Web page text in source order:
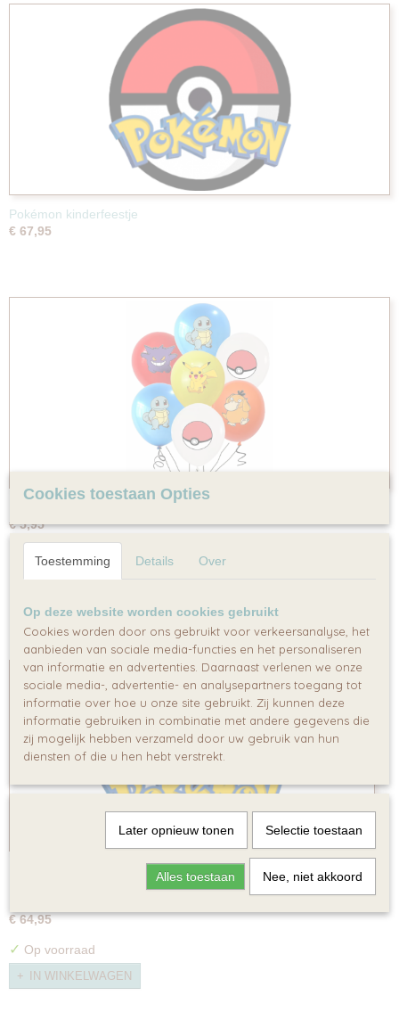
Pokémon kinderfeestje
€ 67,95
€ 5,95
Meest verkochte items
Pokémon Speurtocht
Pokémon Speurtocht Wil je een Pokémon…
€ 64,95
✓ Op voorraad
IN WINKELWAGEN
Cookies toestaan Opties
Toestemming Details Over
Op deze website worden cookies gebruikt
Cookies worden door ons gebruikt voor verkeersanalyse, het
aanbieden van sociale media-functies en het personaliseren
van informatie en advertenties. Daarnaast verlenen we onze
sociale media-, advertentie- en analysepartners toegang tot
informatie over hoe u onze site gebruikt. Zij kunnen deze
informatie gebruiken in combinatie met andere gegevens die
zij mogelijk hebben verzameld door uw gebruik van hun
diensten of die u hen hebt verstrekt.
Later opnieuw tonen Selectie toestaan
Alles toestaan Nee, niet akkoord